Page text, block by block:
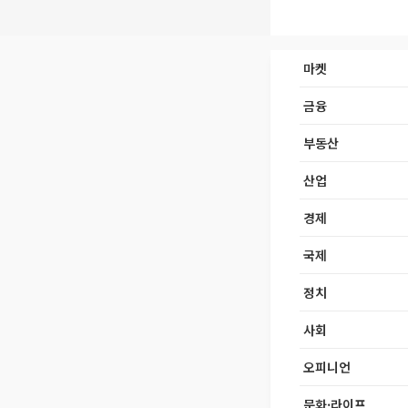
마켓
금융
부동산
산업
경제
국제
정치
사회
오피니언
문화·라이프